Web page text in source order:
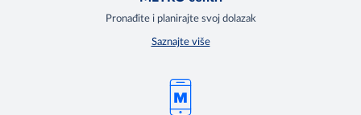
Pronađite i planirajte svoj dolazak
Saznajte više